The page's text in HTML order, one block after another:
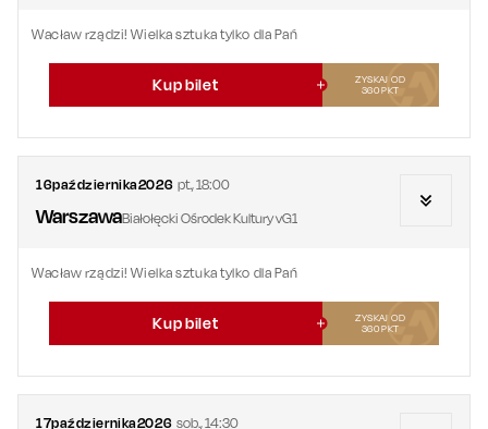
Wacław rządzi! Wielka sztuka tylko dla Pań
Kup bilet
ZYSKAJ OD
360PKT
16października2026 pt.,18:00
WarszawaBiałołęcki Ośrodek Kultury vG1
Wacław rządzi! Wielka sztuka tylko dla Pań
Kup bilet
ZYSKAJ OD
360PKT
17października2026 sob.,14:30